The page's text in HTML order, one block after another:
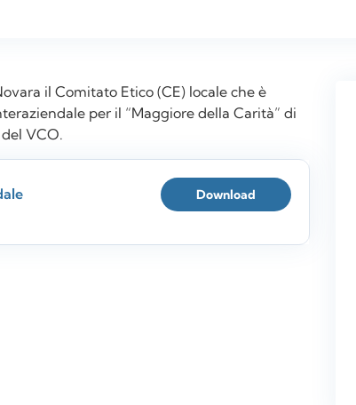
il Comitato Etico (CE) locale che è
per il “Maggiore della Carità” di
VCO.
Download